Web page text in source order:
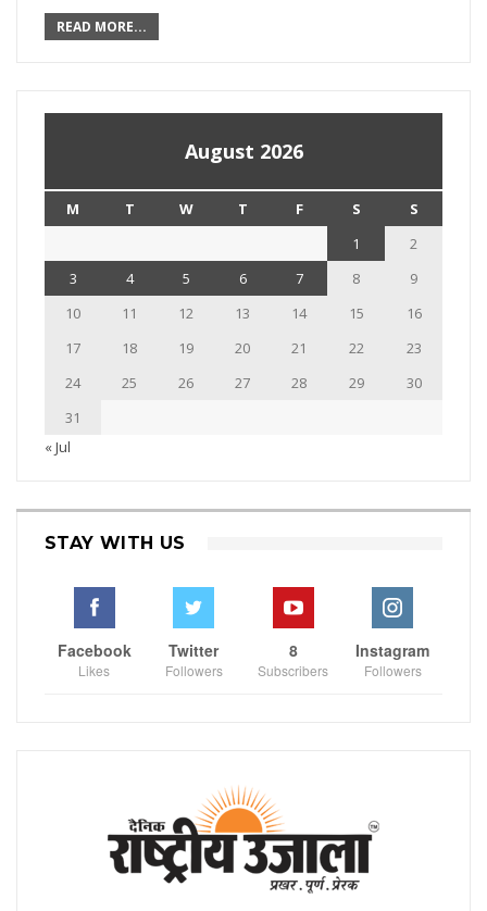
READ MORE...
August 2026
M T W T F S
S
1
2
3
4 5 6 7 8
9
10
11 12 13 14 15
16
17
18 19 20 21 22
23
24
25 26 27 28 29
30
31
« Jul
STAY WITH US
Facebook
Likes
Twitter
Followers
8
Subscribers
Instagram
Followers